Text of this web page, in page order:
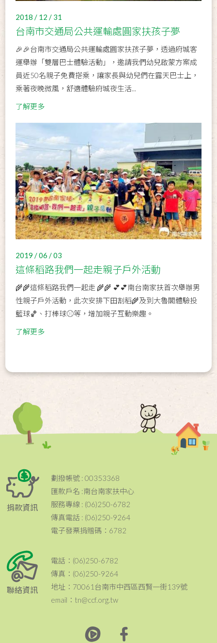
2018 / 12 / 31
台南市交通局公共運輸處圓家扶孩子夢
🎉🎉台南市交通局公共運輸處圓家扶孩子夢，透過府城客
運舉辦「雙層巴士體驗活動」，邀請我們幼兒啟蒙方案成
員近50名親子免費搭乘，讓家長與幼兒們在露天巴士上，
乘著夜晚微風，舒適體驗府城夜生活...
了解更多
2019 / 06 / 03
這條稻路我們一起走親子戶外活動
🌾🌾這條稻路我們一起走 🌾🌾 💕💕南台南家扶首次舉辦男
性親子戶外活動，此次安排下田割稻🌾及到大魯閣體驗投
籃球🏀、打棒球⚾️等，增加親子互動樂趣。
了解更多
捐款資訊
劃撥帳號 : 00353368
匯款戶名 :南台南家扶中心
服務專線 : (06)250-6782
傳真電話 : (06)250-9264
電子發票捐贈碼：6782
聯絡資訊
電話：(06)250-6782
傳真：(06)250-9264
地址：70061台南市中西區西賢一街139號
email：tn@ccf.org.tw